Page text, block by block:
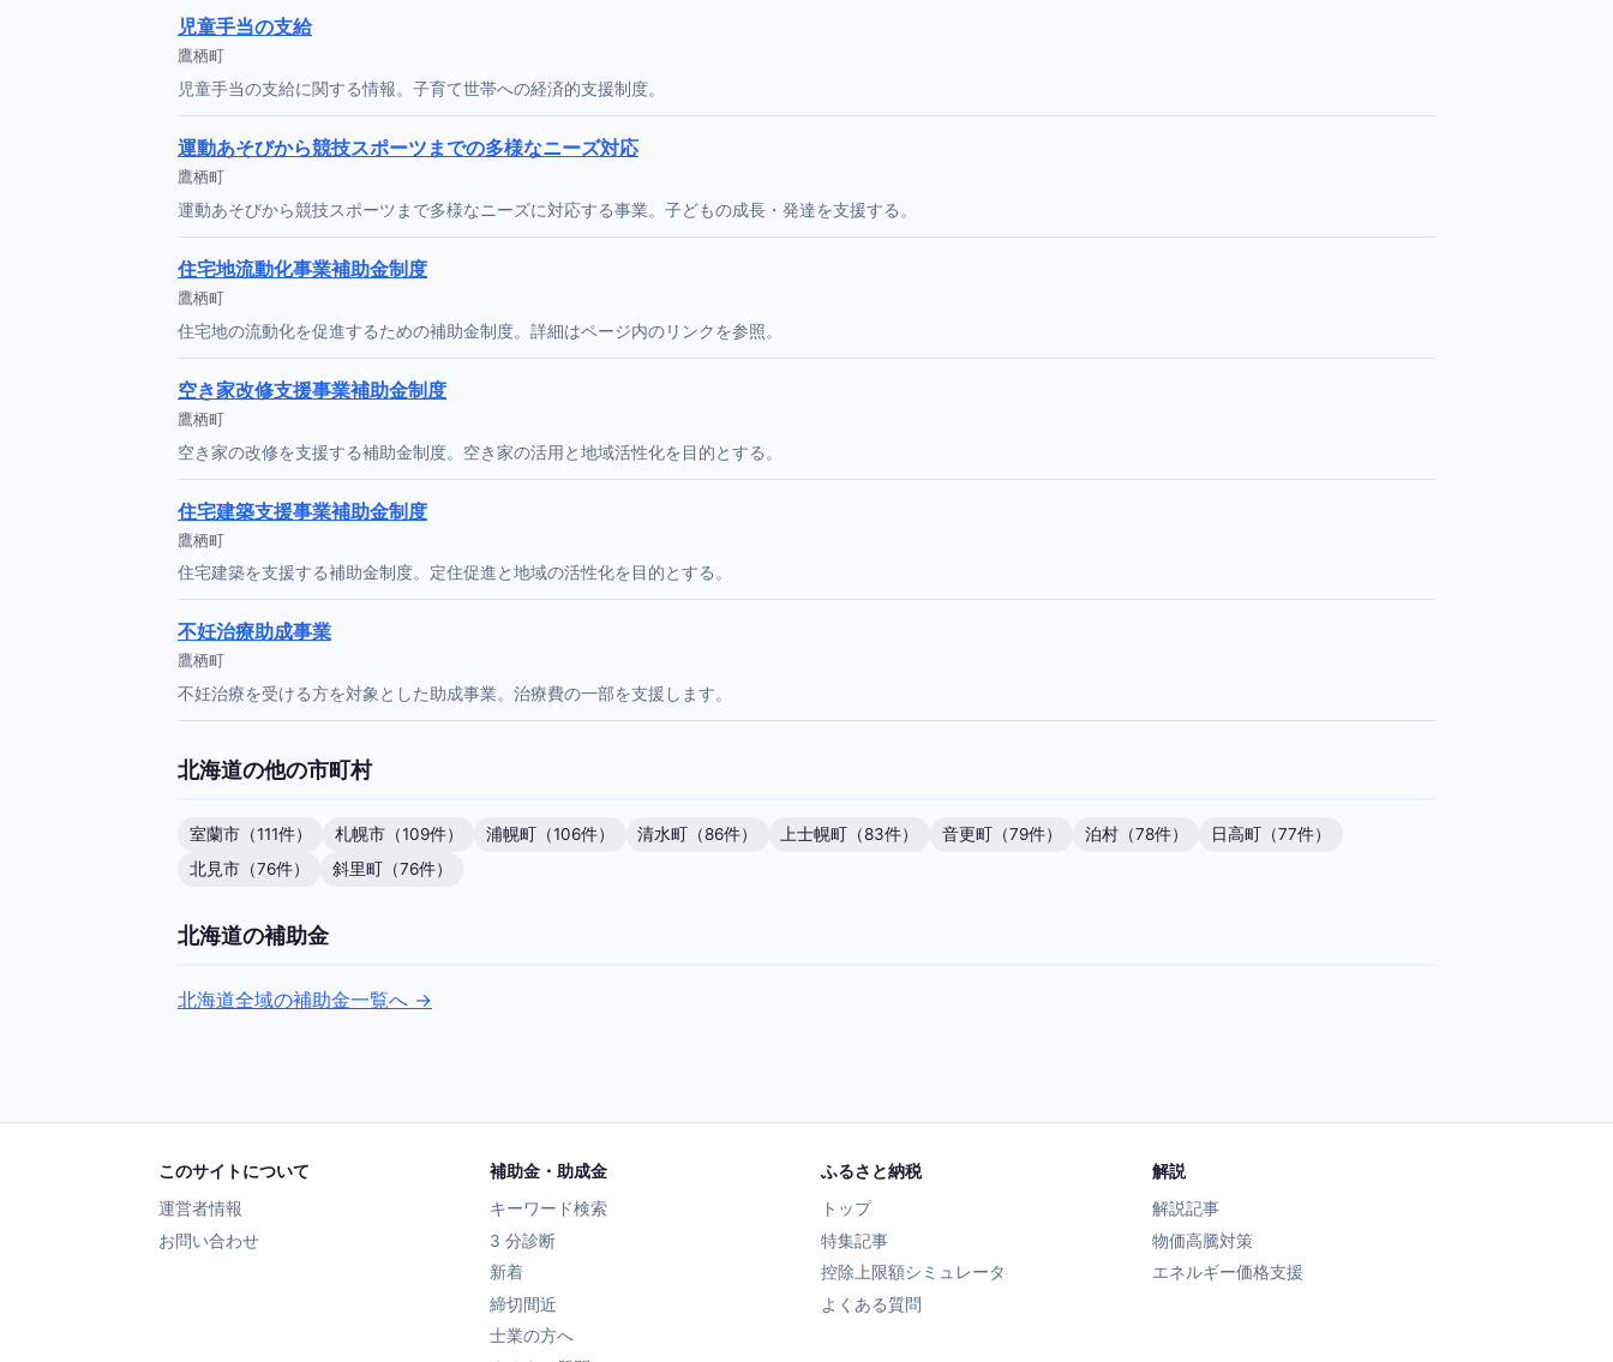
児童手当の支給
鷹栖町
児童手当の支給に関する情報。子育て世帯への経済的支援制度。
運動あそびから競技スポーツまでの多様なニーズ対応
鷹栖町
運動あそびから競技スポーツまで多様なニーズに対応する事業。子どもの成長・発達を支援する。
住宅地流動化事業補助金制度
鷹栖町
住宅地の流動化を促進するための補助金制度。詳細はページ内のリンクを参照。
空き家改修支援事業補助金制度
鷹栖町
空き家の改修を支援する補助金制度。空き家の活用と地域活性化を目的とする。
住宅建築支援事業補助金制度
鷹栖町
住宅建築を支援する補助金制度。定住促進と地域の活性化を目的とする。
不妊治療助成事業
鷹栖町
不妊治療を受ける方を対象とした助成事業。治療費の一部を支援します。
北海道の他の市町村
室蘭市（111件） 札幌市（109件） 浦幌町（106件） 清水町（86件） 上士幌町（83件） 音更町（79件） 泊村（78件）
日高町（77件）
北見市（76件）
斜里町（76件）
北海道の補助金
北海道全域の補助金一覧へ →
このサイトについて
運営者情報
お問い合わせ
補助金・助成金
キーワード検索
3 分診断
新着
締切間近
士業の方へ
ふるさと納税
トップ
特集記事
控除上限額シミュレータ
よくある質問
解説
解説記事
物価高騰対策
エネルギー価格支援